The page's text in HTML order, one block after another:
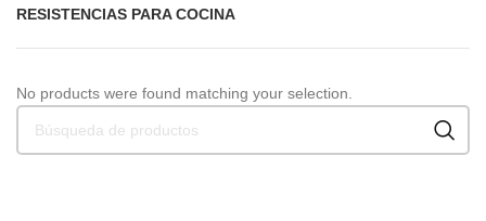
RESISTENCIAS PARA COCINA
No products were found matching your selection.